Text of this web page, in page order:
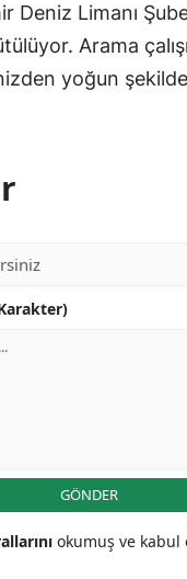
Deniz Limanı
Arama
yoğun
GÖNDER
okumuş ve kabul